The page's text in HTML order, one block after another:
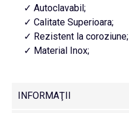
✓ Autoclavabil;
✓ Calitate Superioara;
✓ Rezistent la coroziune;
✓ Material Inox;
INFORMAŢII